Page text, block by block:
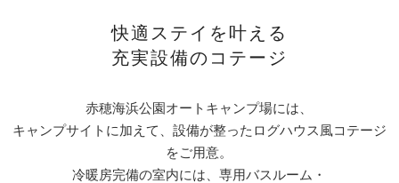
快適ステイを叶える
充実設備のコテージ
赤穂海浜公園オートキャンプ場には、
キャンプサイトに加えて、設備が整ったログハウス風コテージ
をご用意。
冷暖房完備の室内には、専用バスルーム・